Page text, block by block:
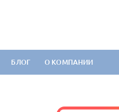
БЛОГ О КОМПАНИИ